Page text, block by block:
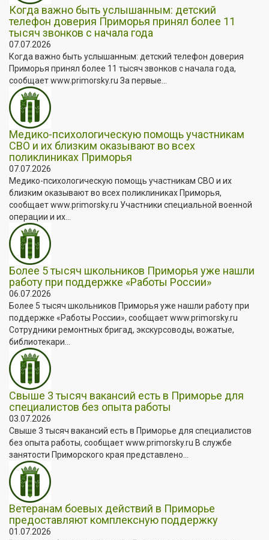
Когда важно быть услышанным: детский
телефон доверия Приморья принял более 11
тысяч звонков с начала года
07.07.2026
Когда важно быть услышанным: детский телефон доверия
Приморья принял более 11 тысяч звонков с начала года,
сообщает www.primorsky.ru За первые...
Медико-психологическую помощь участникам
СВО и их близким оказывают во всех
поликлиниках Приморья
07.07.2026
Медико-психологическую помощь участникам СВО и их
близким оказывают во всех поликлиниках Приморья,
сообщает www.primorsky.ru Участники специальной военной
операции и их...
Более 5 тысяч школьников Приморья уже нашли
работу при поддержке «Работы России»
06.07.2026
Более 5 тысяч школьников Приморья уже нашли работу при
поддержке «Работы России», сообщает www.primorsky.ru
Сотрудники ремонтных бригад, экскурсоводы, вожатые,
библиотекари...
Свыше 3 тысяч вакансий есть в Приморье для
специалистов без опыта работы
03.07.2026
Свыше 3 тысяч вакансий есть в Приморье для специалистов
без опыта работы, сообщает www.primorsky.ru В службе
занятости Приморского края представлено...
Ветеранам боевых действий в Приморье
предоставляют комплексную поддержку
01.07.2026